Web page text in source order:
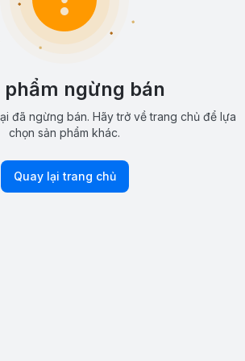
phẩm ngừng bán
đã ngừng bán. Hãy trở về trang chủ để lựa
chọn sản phẩm khác.
Quay lại trang chủ